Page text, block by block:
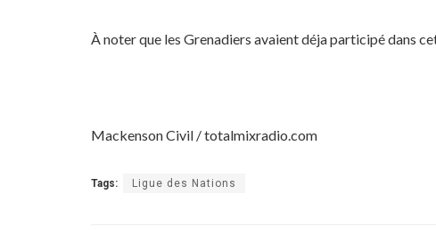
À noter que les Grenadiers avaient déja participé dans
Mackenson Civil / totalmixradio.com
Tags: Ligue des Nations